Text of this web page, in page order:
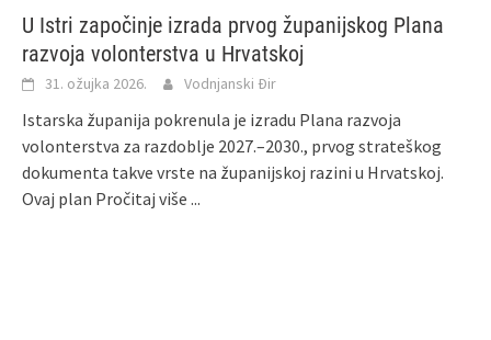
U Istri započinje izrada prvog županijskog Plana
razvoja volonterstva u Hrvatskoj
31. ožujka 2026. Vodnjanski Đir
Istarska županija pokrenula je izradu Plana razvoja
volonterstva za razdoblje 2027.–2030., prvog strateškog
dokumenta takve vrste na županijskoj razini u Hrvatskoj.
Ovaj plan Pročitaj više ...